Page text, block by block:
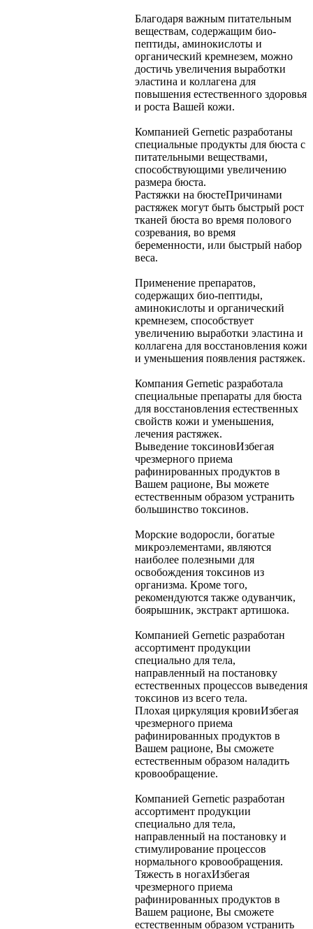
Благодаря важным питательным
веществам, содержащим био-
пептиды, аминокислоты и
органический кремнезем, можно
достичь увеличения выработки
эластина и коллагена для
повышения естественного здоровья
и роста Вашей кожи.
Компанией Gernetic разработаны
специальные продукты для бюста с
питательными веществами,
способствующими увеличению
размера бюста.
Растяжки на бюстеПричинами
растяжек могут быть быстрый рост
тканей бюста во время полового
созревания, во время
беременности, или быстрый набор
веса.
Применение препаратов,
содержащих био-пептиды,
аминокислоты и органический
кремнезем, способствует
увеличению выработки эластина и
коллагена для восстановления кожи
и уменьшения появления растяжек.
Компания Gernetic разработала
специальные препараты для бюста
для восстановления естественных
свойств кожи и уменьшения,
лечения растяжек.
Выведение токсиновИзбегая
чрезмерного приема
рафинированных продуктов в
Вашем рационе, Вы можете
естественным образом устранить
большинство токсинов.
Морские водоросли, богатые
микроэлементами, являются
наиболее полезными для
освобождения токсинов из
организма. Кроме того,
рекомендуются также одуванчик,
боярышник, экстракт артишока.
Компанией Gernetic разработан
ассортимент продукции
специально для тела,
направленный на постановку
естественных процессов выведения
токсинов из всего тела.
Плохая циркуляция кровиИзбегая
чрезмерного приема
рафинированных продуктов в
Вашем рационе, Вы сможете
естественным образом наладить
кровообращение.
Компанией Gernetic разработан
ассортимент продукции
специально для тела,
направленный на постановку и
стимулирование процессов
нормального кровообращения.
Тяжесть в ногахИзбегая
чрезмерного приема
рафинированных продуктов в
Вашем рационе, Вы сможете
естественным образом устранить